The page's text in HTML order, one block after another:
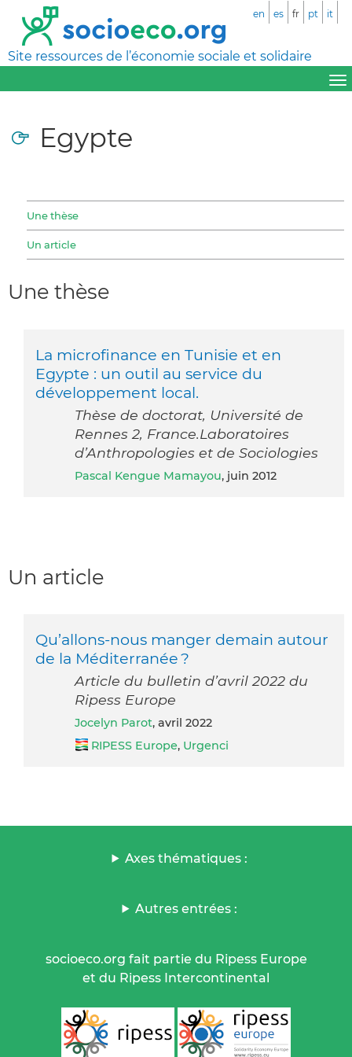
Site ressources de l’économie sociale et solidaire
en es fr pt it
Egypte
Une thèse
Un article
Une thèse
La microfinance en Tunisie et en
Egypte : un outil au service du
développement local.
Thèse de doctorat, Université de
Rennes 2, France.Laboratoires
d’Anthropologies et de Sociologies
Pascal Kengue Mamayou, juin 2012
Un article
Qu’allons-nous manger demain autour
de la Méditerranée ?
Article du bulletin d’avril 2022 du
Ripess Europe
Jocelyn Parot, avril 2022
RIPESS Europe, Urgenci
Axes thématiques :
Autres entrées :
socioeco.org fait partie du Ripess Europe
et du Ripess Intercontinental